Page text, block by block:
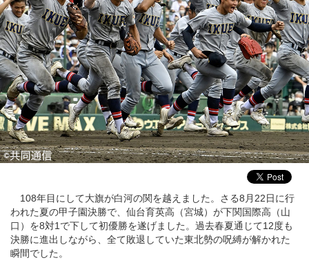
108年目にして大旗が白河の関を越えました。さる8月22日に行
われた夏の甲子園決勝で、仙台育英高（宮城）が下関国際高（山
口）を8対1で下して初優勝を遂げました。過去春夏通じて12度も
決勝に進出しながら、全て敗退していた東北勢の呪縛が解かれた
瞬間でした。